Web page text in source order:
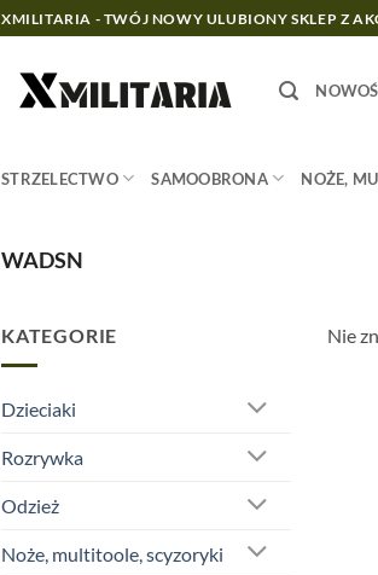
XMILITARIA - TWÓJ NOWY ULUBIONY SKLEP Z
STRZELECTWO SAMOOBRONA NOŻE,
WADSN
KATEGORIE
Dzieciaki
Rozrywka
Odzież
Noże, multitoole, scyzoryki
Nie